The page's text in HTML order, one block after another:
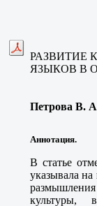
РАЗВИТИЕ
ЯЗЫКОВ В
Петрова В. А
Аннотация.
В статье
указывала
культуры,